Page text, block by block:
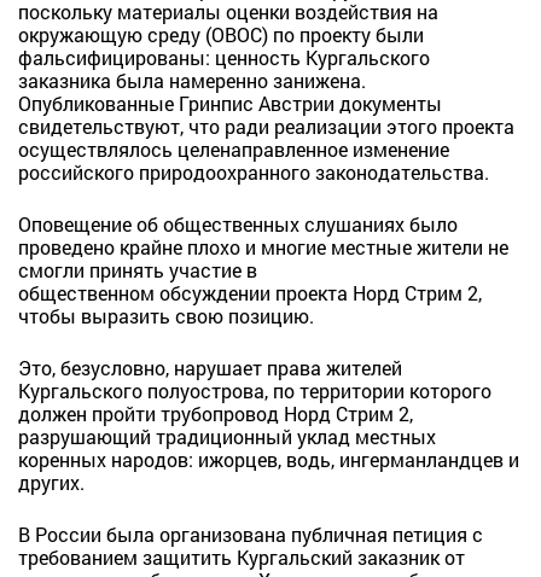
поскольку материалы оценки воздействия на
окружающую среду (ОВОС) по проекту были
фальсифицированы: ценность Кургальского
заказника была намеренно занижена.
Опубликованные Гринпис Австрии документы
свидетельствуют, что ради реализации этого проекта
осуществлялось целенаправленное изменение
российского природоохранного законодательства.
Оповещение об общественных слушаниях было
проведено крайне плохо и многие местные жители не
смогли принять участие в
общественном обсуждении проекта Норд Стрим 2,
чтобы выразить свою позицию.
Это, безусловно, нарушает права жителей
Кургальского полуострова, по территории которого
должен пройти трубопровод Норд Стрим 2,
разрушающий традиционный уклад местных
коренных народов: ижорцев, водь, ингерманландцев и
других.
В России была организована публичная петиция с
требованием защитить Кургальский заказник от